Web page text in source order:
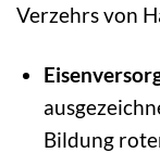
Verzehrs von
Bildung